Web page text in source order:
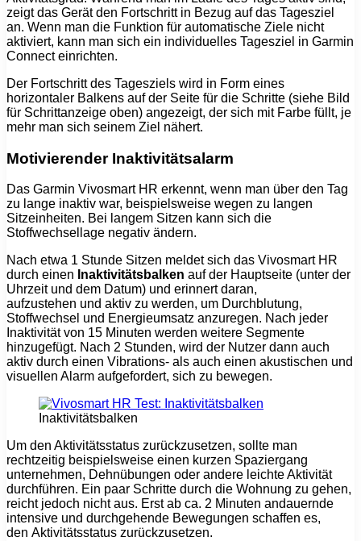
zeigt das Gerät den Fortschritt in Bezug auf das Tagesziel
an. Wenn man die Funktion für automatische Ziele nicht
aktiviert, kann man sich ein individuelles Tagesziel in Garmin
Connect einrichten.
Der Fortschritt des Tagesziels wird in Form eines
horizontaler Balkens auf der Seite für die Schritte (siehe Bild
für Schrittanzeige oben) angezeigt, der sich mit Farbe füllt, je
mehr man sich seinem Ziel nähert.
Motivierender Inaktivitätsalarm
Das Garmin Vivosmart HR erkennt, wenn man über den Tag
zu lange inaktiv war, beispielsweise wegen zu langen
Sitzeinheiten. Bei langem Sitzen kann sich die
Stoffwechsellage negativ ändern.
Nach etwa 1 Stunde Sitzen meldet sich das Vivosmart HR
durch einen Inaktivitätsbalken auf der Hauptseite (unter der
Uhrzeit und dem Datum) und erinnert daran,
aufzustehen und aktiv zu werden, um Durchblutung,
Stoffwechsel und Energieumsatz anzuregen. Nach jeder
Inaktivität von 15 Minuten werden weitere Segmente
hinzugefügt. Nach 2 Stunden, wird der Nutzer dann auch
aktiv durch einen Vibrations- als auch einen akustischen und
visuellen Alarm aufgefordert, sich zu bewegen.
Inaktivitätsbalken
Um den Aktivitätsstatus zurückzusetzen, sollte man
rechtzeitig beispielsweise einen kurzen Spaziergang
unternehmen, Dehnübungen oder andere leichte Aktivität
durchführen. Ein paar Schritte durch die Wohnung zu gehen,
reicht jedoch nicht aus. Erst ab ca. 2 Minuten andauernde
intensive und durchgehende Bewegungen schaffen es,
den Aktivitätsstatus zurückzusetzen.